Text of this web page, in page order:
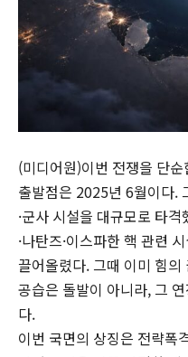
(미디어원)이번 전쟁을 단
출발점은 2025년 6월이다.
·군사 시설을 대규모로 타
·나탄즈·이스파한 핵 관련
끌어올렸다. 그때 이미 힘
공습은 돌발이 아니라, 그
다.
이번 국면의 상징은 전략폭